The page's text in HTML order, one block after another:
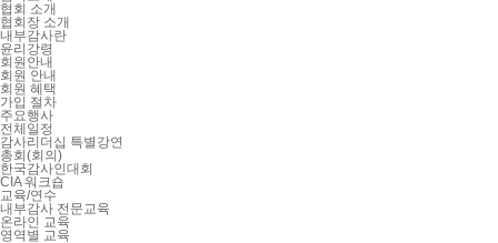
협회 소개
협회장 소개
내부감사란
윤리강령
회원안내
회원 안내
회원 혜택
가입 절차
주요행사
전체일정
감사리더십 특별강연
총회(회의)
한국감사인대회
CIA 워크숍
교육/연수
내부감사 전문교육
온라인 교육
영역별 교육